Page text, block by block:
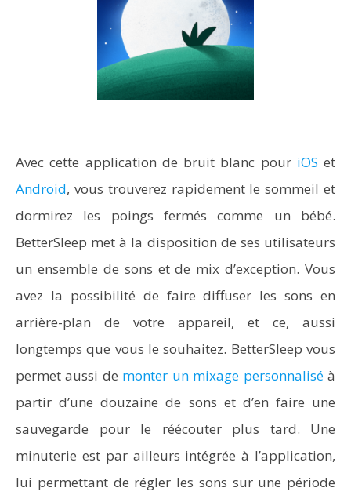
Avec cette application de bruit blanc pour iOS et
Android, vous trouverez rapidement le sommeil et
dormirez les poings fermés comme un bébé.
BetterSleep met à la disposition de ses utilisateurs
un ensemble de sons et de mix d’exception. Vous
avez la possibilité de faire diffuser les sons en
arrière-plan de votre appareil, et ce, aussi
longtemps que vous le souhaitez. BetterSleep vous
permet aussi de monter un mixage personnaliséà
partir d’une douzaine de sons et d’en faire une
sauvegarde pour le réécouter plus tard. Une
minuterie est par ailleurs intégrée à l’application,
lui permettant de régler les sons sur une période